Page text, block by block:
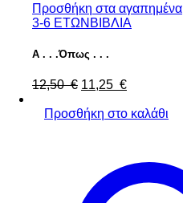
Προσθήκη στα αγαπημένα
3-6 ΕΤΩΝ ΒΙΒΛΙΑ
Α . . .Όπως . . .
12,50 € 11,25 €
Προσθήκη στο καλάθι